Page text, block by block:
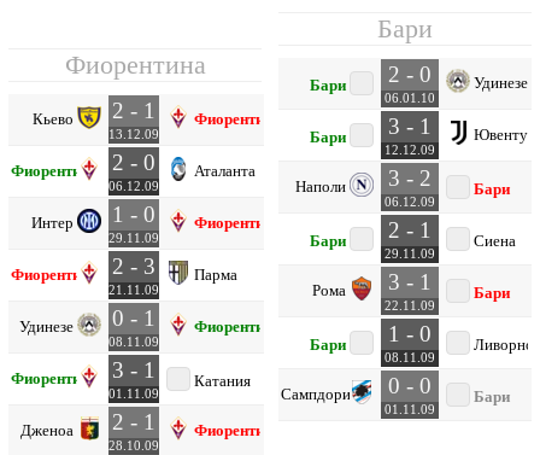
Фиорентина
Кьево 2 - 1
13.12.09
Фиорентина
Фиорентина 2 - 0
06.12.09
Аталанта
Интер 1 - 0
29.11.09
Фиорентина
Фиорентина 2 - 3
21.11.09
Парма
Удинезе 0 - 1
08.11.09
Фиорентина
Фиорентина 3 - 1
01.11.09
Катания
Дженоа 2 - 1
28.10.09
Фиорентина
Бари
Бари 2 - 0
06.01.10
Удинезе
Бари 3 - 1
12.12.09
Ювентус
Наполи 3 - 2
06.12.09
Бари
Бари 2 - 1
29.11.09
Сиена
Рома 3 - 1
22.11.09
Бари
Бари 1 - 0
08.11.09
Ливорно
Сампдория 0 - 0
01.11.09
Бари